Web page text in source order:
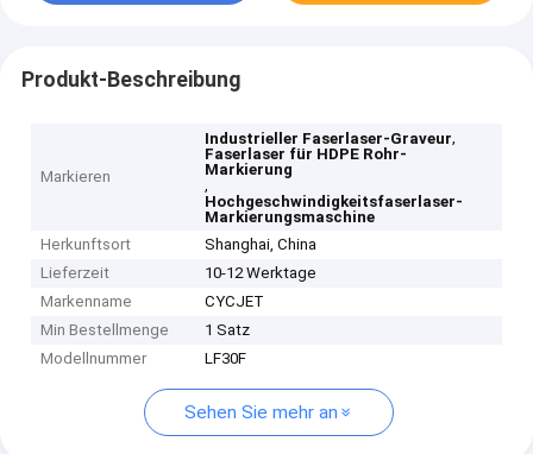
Produkt-Beschreibung
Markieren
Industrieller Faserlaser-Graveur,
Faserlaser für HDPE Rohr-
Markierung
,
Hochgeschwindigkeitsfaserlaser-
Markierungsmaschine
Herkunftsort
Shanghai, China
Lieferzeit
10-12 Werktage
Markenname
CYCJET
Min Bestellmenge
1 Satz
Modellnummer
LF30F
Sehen Sie mehr an